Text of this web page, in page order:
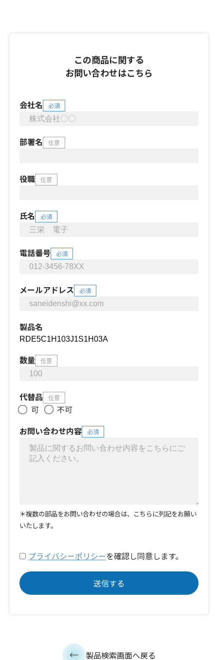
この商品に関する
お問い合わせはこちら
会社名 必須
部署名 任意
役職 任意
氏名 必須
電話番号 必須
メールアドレス 必須
製品名
数量 任意
代替品 任意
可
不可
お問い合わせ内容
必須
＊複数の部品をお問い合わせの場合は、こちらに列記をお願い
いたします。
プライバシーポリシーを確認し同意します。
製品検索画面へ戻る